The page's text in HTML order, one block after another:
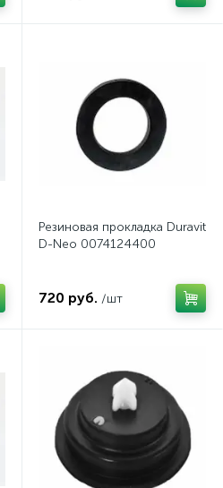
Резиновая прокладка Duravit
D-Neo 0074124400
720 руб. /шт